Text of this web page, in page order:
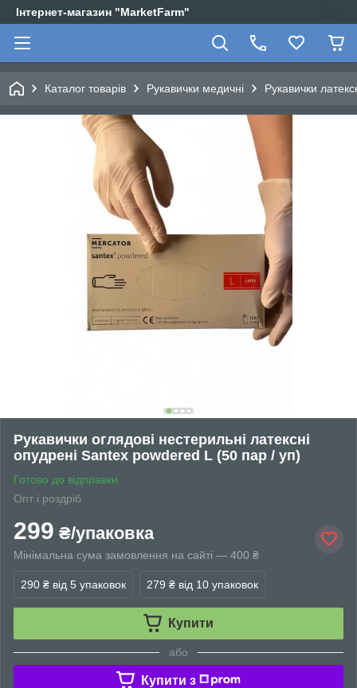
Інтернет-магазин "MarketFarm"
Каталог товарів Рукавички медичні Рукавички
Рукавички оглядові нестерильні латексні
опудрені Santex powdered L (50 пар / уп)
Готово до відправки
Опт і роздріб
299 ₴/упаковка
Мінімальна сума замовлення на сайті — 400 ₴
290 ₴ від 5 упаковок 279 ₴ від 10 упаковок
Купити
або
Купити з